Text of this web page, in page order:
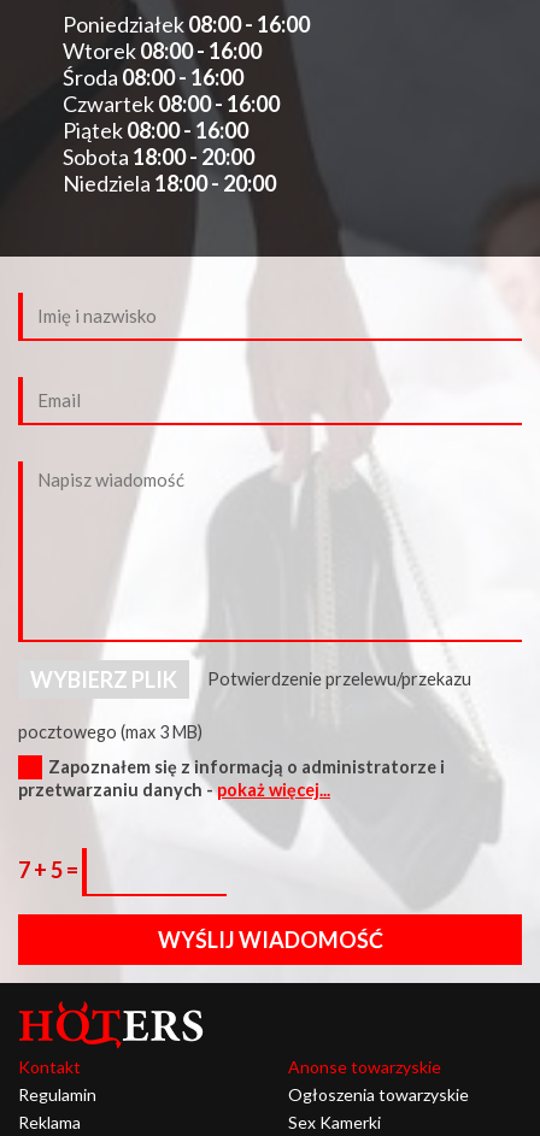
Poniedziałek08:00 - 16:00
Wtorek08:00 - 16:00
Środa 08:00 - 16:00
Czwartek08:00 - 16:00
Piątek08:00 - 16:00
Sobota 18:00 - 20:00
Niedziela 18:00 - 20:00
WYBIERZ PLIK Potwierdzenie przelewu/przekazu
pocztowego (max 3 MB)
Zapoznałem się z informacją o administratorze i
przetwarzaniu danych -pokaż więcej...
7 + 5 =
WYŚLIJ WIADOMOŚĆ
Kontakt
Regulamin
Reklama
Anonse towarzyskie
Ogłoszenia towarzyskie
Sex Kamerki